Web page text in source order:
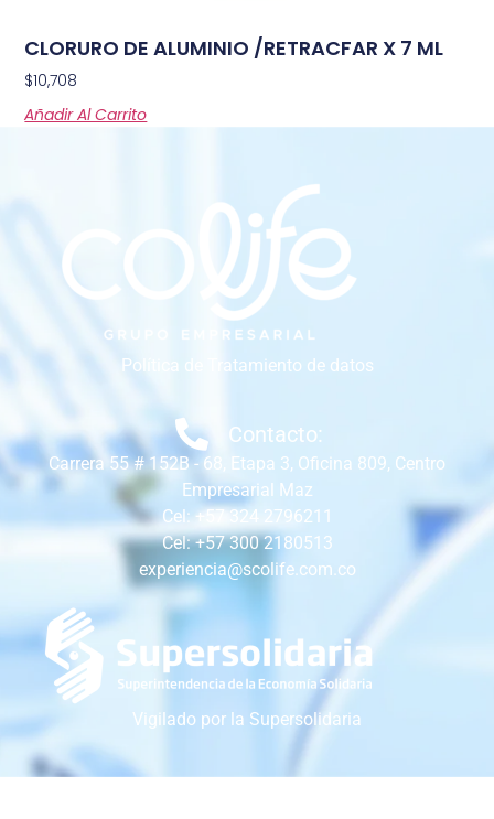
CLORURO DE ALUMINIO /RETRACFAR X 7 ML
$10,708
Añadir Al Carrito
Política de Tratamiento de datos
Contacto:
Carrera 55 # 152B - 68, Etapa 3, Oficina 809, Centro
Empresarial Maz
Cel: +57 324 2796211
Cel: +57 300 2180513
experiencia@scolife.com.co
Vigilado por la Supersolidaria